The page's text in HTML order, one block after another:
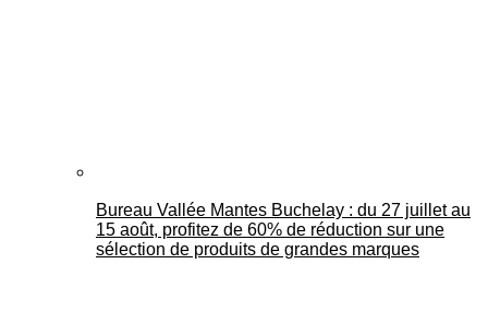
Bureau Vallée Mantes Buchelay : du 27 juillet au
15 août, profitez de 60% de réduction sur une
sélection de produits de grandes marques